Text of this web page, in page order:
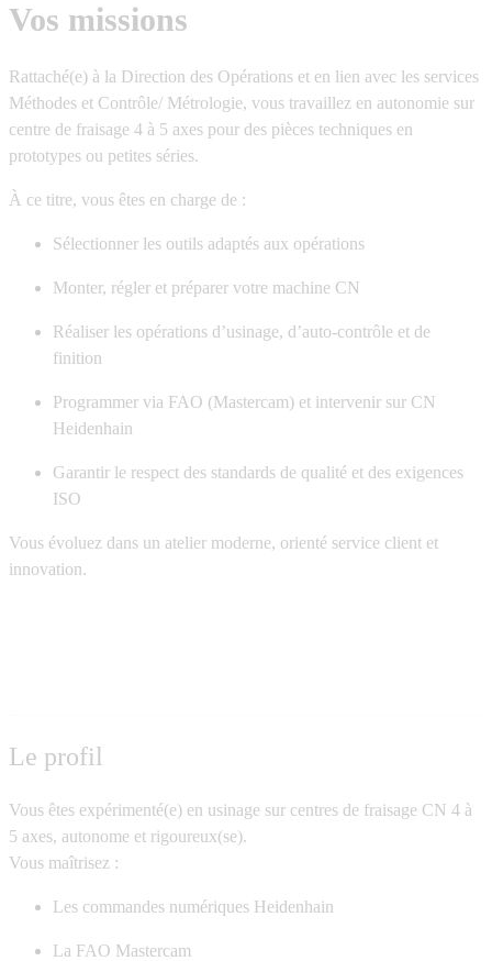
Vos missions
Rattaché(e) à la Direction des Opérations et en lien avec les services
Méthodes et Contrôle/ Métrologie, vous travaillez en autonomie sur
centre de fraisage 4 à 5 axes pour des pièces techniques en
prototypes ou petites séries.
À ce titre, vous êtes en charge de :
Sélectionner les outils adaptés aux opérations
Monter, régler et préparer votre machine CN
Réaliser les opérations d’usinage, d’auto-contrôle et de
finition
Programmer via FAO (Mastercam) et intervenir sur CN
Heidenhain
Garantir le respect des standards de qualité et des exigences
ISO
Vous évoluez dans un atelier moderne, orienté service client et
innovation.
Le profil
Vous êtes expérimenté(e) en usinage sur centres de fraisage CN 4 à
5 axes, autonome et rigoureux(se).
Vous maîtrisez :
Les commandes numériques Heidenhain
La FAO Mastercam